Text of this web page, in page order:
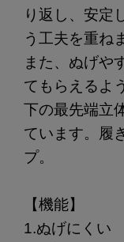
り返し、安定
う工夫を重ね
また、ぬげや
てもらえるよ
下の最先端立
ています。履
プ。
【機能】
1.ぬげにくい